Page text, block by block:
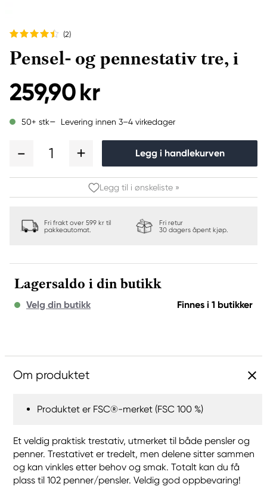
(2)
Pensel- og pennestativ tre, i
259,90 kr
50+ stk Levering innen 3–4 virkedager
1 Legg i handlekurven
Legg til i ønskeliste »
Fri frakt over 599 kr til
pakkeautomat.
Fri retur
30 dagers åpent kjøp.
Lagersaldo i din butikk
Velg din butikk Finnes i 1 butikker
Om produktet
Produktet er FSC®-merket (FSC 100 %)
Et veldig praktisk trestativ, utmerket til både pensler og
penner. Trestativet er tredelt, men delene sitter sammen
og kan vinkles etter behov og smak. Totalt kan du få
plass til 102 penner/pensler. Veldig god oppbevaring!